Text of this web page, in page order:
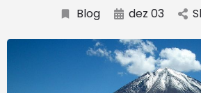
Blog dez 03